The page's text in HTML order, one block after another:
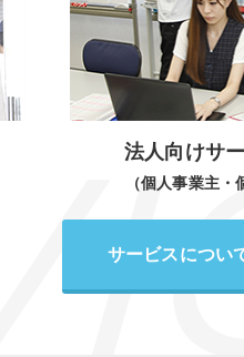
法人向けサ
（個人事業主・
サービスについ